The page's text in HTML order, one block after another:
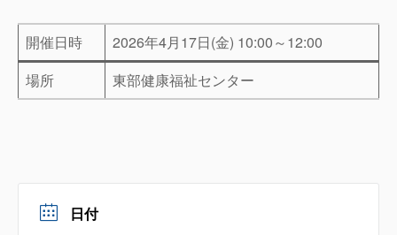
開催日時
2026年4月17日(金) 10:00～12:00
場所
東部健康福祉センター
日付